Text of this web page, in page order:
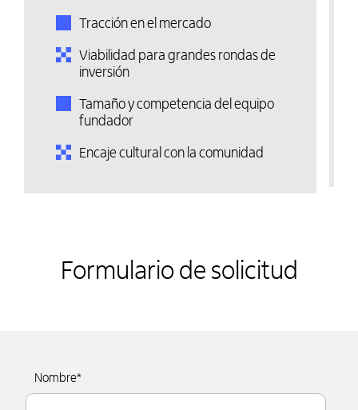
Tracción en el mercado
Viabilidad para grandes rondas de
inversión
Tamaño y competencia del equipo
fundador
Encaje cultural con la comunidad
Formulario de solicitud
Nombre*